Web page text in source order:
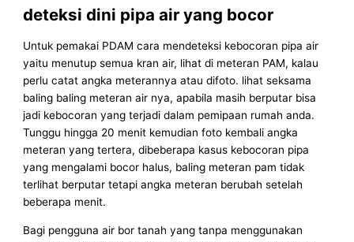
deteksi dini pipa air yang bocor
Untuk pemakai PDAM cara mendeteksi kebocoran pipa air
yaitu menutup semua kran air, lihat di meteran PAM, kalau
perlu catat angka meterannya atau difoto. lihat seksama
baling baling meteran air nya, apabila masih berputar bisa
jadi kebocoran yang terjadi dalam pemipaan rumah anda.
Tunggu hingga 20 menit kemudian foto kembali angka
meteran yang tertera, dibeberapa kasus kebocoran pipa
yang mengalami bocor halus, baling meteran pam tidak
terlihat berputar tetapi angka meteran berubah setelah
beberapa menit.
Bagi pengguna air bor tanah yang tanpa menggunakan